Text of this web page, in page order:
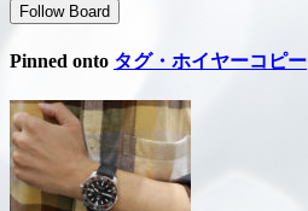
Follow Board
Pinned onto タグ・ホイヤーコピー